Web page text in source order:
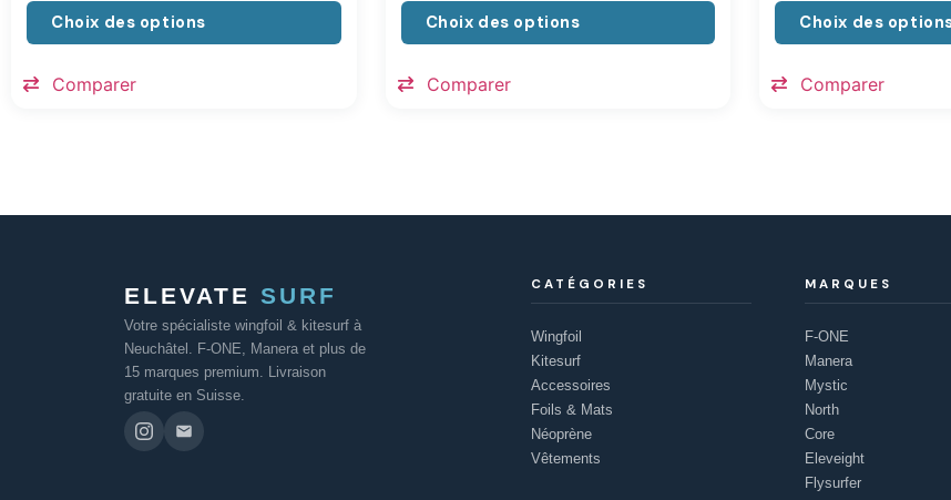
Choix des options
Comparer
Choix des options
Comparer
Choix des
Comparer
ELEVATE SURF
Votre spécialiste wingfoil & kitesurf à
Neuchâtel. F-ONE, Manera et plus de
15 marques premium. Livraison
gratuite en Suisse.
CATÉGORIES
Wingfoil
Kitesurf
Accessoires
Foils & Mats
Néoprène
Vêtements
MARQUES
F-ONE
Manera
Mystic
North
Core
Eleveight
Flysurfer